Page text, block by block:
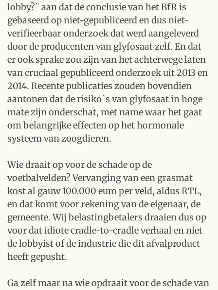
lobby?¨ aan dat de conclusie van het BfR is
gebaseerd op niet-gepubliceerd en dus niet-
verifieerbaar onderzoek dat werd aangeleverd
door de producenten van glyfosaat zelf. En dat
er ook sprake zou zijn van het achterwege laten
van cruciaal gepubliceerd onderzoek uit 2013 en
2014. Recente publicaties zouden bovendien
aantonen dat de risiko´s van glyfosaat in hoge
mate zijn onderschat, met name waar het gaat
om belangrijke effecten op het hormonale
systeem van zoogdieren.
Wie draait op voor de schade op de
voetbalvelden? Vervanging van een grasmat
kost al gauw 100.000 euro per veld, aldus RTL,
en dat komt voor rekening van de eigenaar, de
gemeente. Wij belastingbetalers draaien dus op
voor dat idiote cradle-to-cradle verhaal en niet
de lobbyist of de industrie die dit afvalproduct
heeft gepusht.
Ga zelf maar na wie opdraait voor de schade van